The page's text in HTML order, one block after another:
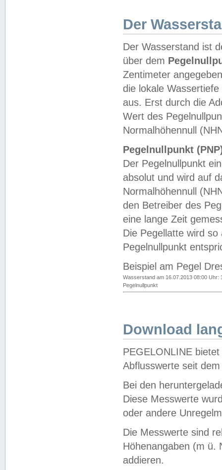
Der
Der Wasserstand ist
über dem
Zentimeter
die lokale
aus. Erst durch die
Wert des
Normalhöhennull
Pegelnullpunkt
Der Pegelnullpunkt
absolut und wird auf
Normalhöhennull
den Betreiber des
eine lange Zeit
Die Pegellatte wird
Pegelnullpunkt
Beispiel am Pegel
Wasserstand am 16.07.2013 08:00 Uhr:
Pegelnullpunkt
Download
PEGELONLINE
Abflusswerte seit
Bei den
Diese Messwerte
oder andere
Die Messwerte sind
Höhenangaben (m ü.
addieren.